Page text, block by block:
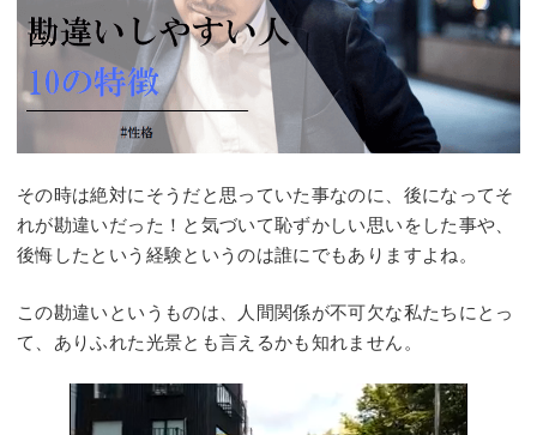
その時は絶対にそうだと思っていた事なのに、後になってそ
れが勘違いだった！と気づいて恥ずかしい思いをした事や、
後悔したという経験というのは誰にでもありますよね。
この勘違いというものは、人間関係が不可欠な私たちにとっ
て、ありふれた光景とも言えるかも知れません。